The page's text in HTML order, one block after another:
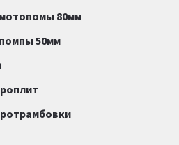
80мм
50мм